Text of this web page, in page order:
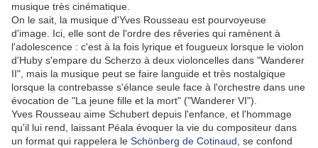
musique très cinématique.
On le sait, la musique d'Yves Rousseau est pourvoyeuse
d'image. Ici, elle sont de l'ordre des rêveries qui ramènent à
l'adolescence : c'est à la fois lyrique et fougueux lorsque le violon
d'Huby s'empare du Scherzo à deux violoncelles dans "Wanderer
II", mais la musique peut se faire languide et très nostalgique
lorsque la contrebasse s'élance seule face à l'orchestre dans une
évocation de "La jeune fille et la mort" ("Wanderer VI").
Yves Rousseau aime Schubert depuis l'enfance, et l'hommage
qu'il lui rend, laissant Péala évoquer la vie du compositeur dans
un format qui rappelera le Schönberg de Cotinaud , se confond